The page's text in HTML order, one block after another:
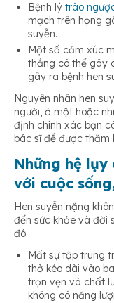
Bệnh lý trào
mạch trên họng
suyễn.
Một số cảm xúc
thẳng có thể gây
gây ra bệnh hen
Nguyên nhân hen
người, ở một hoặc
định chính xác bạn
bác sĩ để được thăm
Những hệ lụy
với cuộc
Hen suyễn nặng
đến sức khỏe và đời
đó:
Mất sự tập trung
thở kéo dài vào
trọn vẹn và chất
không có năng